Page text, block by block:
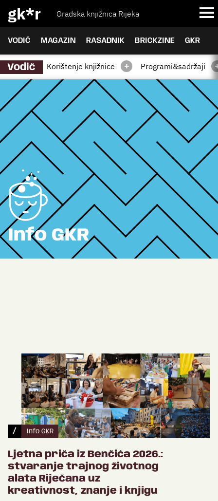
gk*r Gradska knjižnica Rijeka
VODIČ MAGAZIN RASADNIK BRICKZINE GKR
Vodič Korištenje knjižnice + Programi&sadržaji
Info GKR
/ Info GKR
Ljetna priča iz Benčića 2026.:
stvaranje trajnog životnog
alata Riječana uz
kreativnost, znanje i knjigu